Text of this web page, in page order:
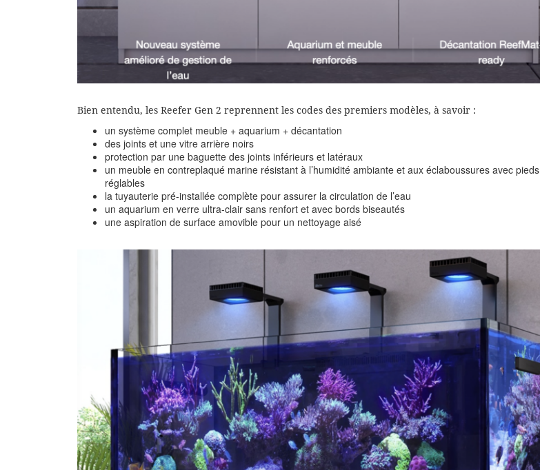
Bien entendu, les Reefer Gen 2 reprennent les codes des premiers modèles, à savoir :
un système complet meuble + aquarium + décantation
des joints et une vitre arrière noirs
protection par une baguette des joints inférieurs et latéraux
un meuble en contreplaqué marine résistant à l’humidité ambiante et aux éclaboussures avec pieds
réglables
la tuyauterie pré-installée complète pour assurer la circulation de l’eau
un aquarium en verre ultra-clair sans renfort et avec bords biseautés
une aspiration de surface amovible pour un nettoyage aisé